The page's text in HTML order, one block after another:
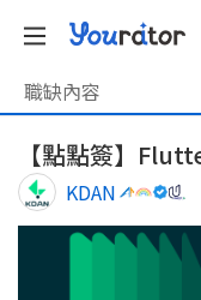
職缺內容
KDAN